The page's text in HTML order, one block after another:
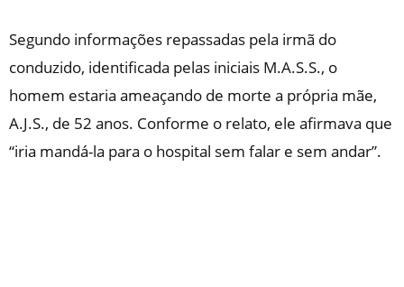
Segundo informações repassadas pela irmã do
conduzido, identificada pelas iniciais M.A.S.S., o
homem estaria ameaçando de morte a própria mãe,
A.J.S., de 52 anos. Conforme o relato, ele afirmava que
“iria mandá-la para o hospital sem falar e sem andar”.